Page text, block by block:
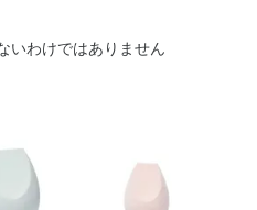
いわけではありません